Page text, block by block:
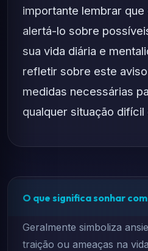
importante lembrar que
alertá-lo sobre
sua vida diária e
refletir sobre este
medidas necessárias
qualquer situação difícil
O que significa sonhar
Geralmente simboliza
traição ou ameaças na